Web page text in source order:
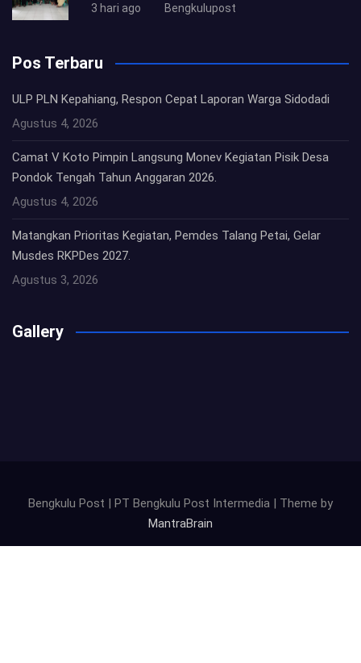
3 hari ago Bengkulupost
Pos Terbaru
ULP PLN Kepahiang, Respon Cepat Laporan Warga Sidodadi
Agustus 4, 2026
Camat V Koto Pimpin Langsung Monev Kegiatan Pisik Desa
Pondok Tengah Tahun Anggaran 2026.
Agustus 4, 2026
Matangkan Prioritas Kegiatan, Pemdes Talang Petai, Gelar
Musdes RKPDes 2027.
Agustus 3, 2026
Gallery
Bengkulu Post | PT Bengkulu Post Intermedia | Theme by
MantraBrain